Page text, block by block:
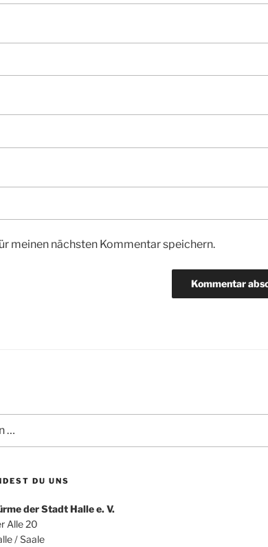
meinen nächsten Kommentar speichern.
DU UNS
der Stadt Halle e. V.
Alle 20
/ Saale